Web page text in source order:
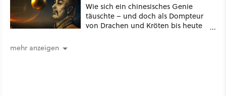
Wie sich ein chinesisches Genie
täuschte – und doch als Dompteur
von Drachen und Kröten bis heute
mehr anzeigen